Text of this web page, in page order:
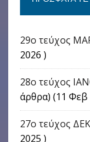
29ο τεύχος
2026 )
28ο τεύχος
άρθρα) (11 Φεβ
27ο τεύχος
2025 )